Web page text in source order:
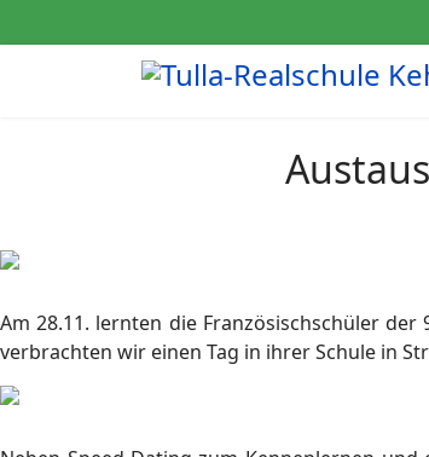
Am 28.11. lernten die Französischschüler
verbrachten wir einen Tag in ihrer Schule in